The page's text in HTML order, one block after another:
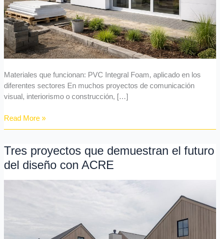
Materiales que funcionan: PVC Integral Foam, aplicado en los
diferentes sectores En muchos proyectos de comunicación
visual, interiorismo o construcción, […]
Read More »
Tres proyectos que demuestran el futuro
del diseño con ACRE
Tres
proyectos
que
demuestran